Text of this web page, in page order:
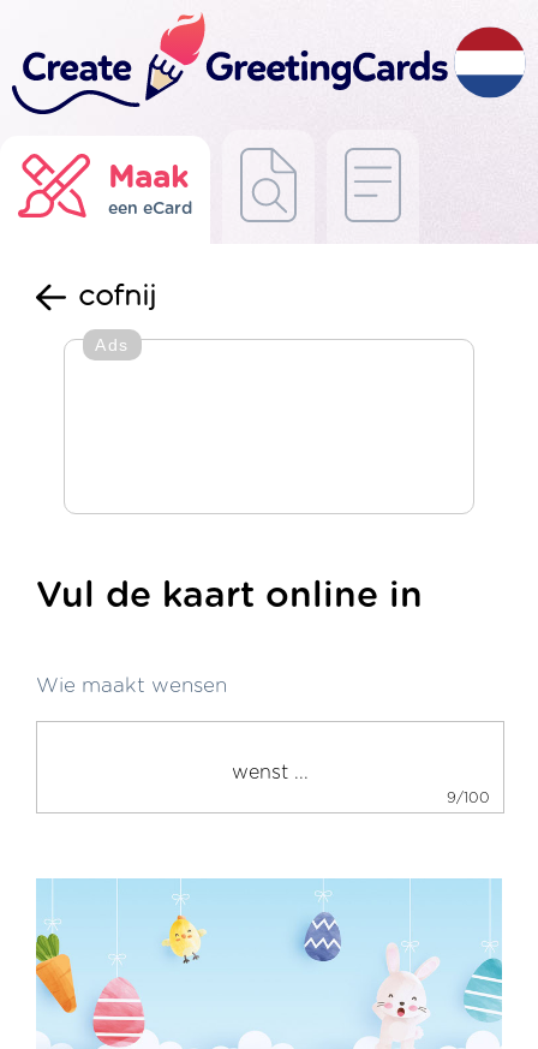
Maak
een eCard
cofnij
Ads
Vul de kaart online in
Wie maakt wensen
9/100